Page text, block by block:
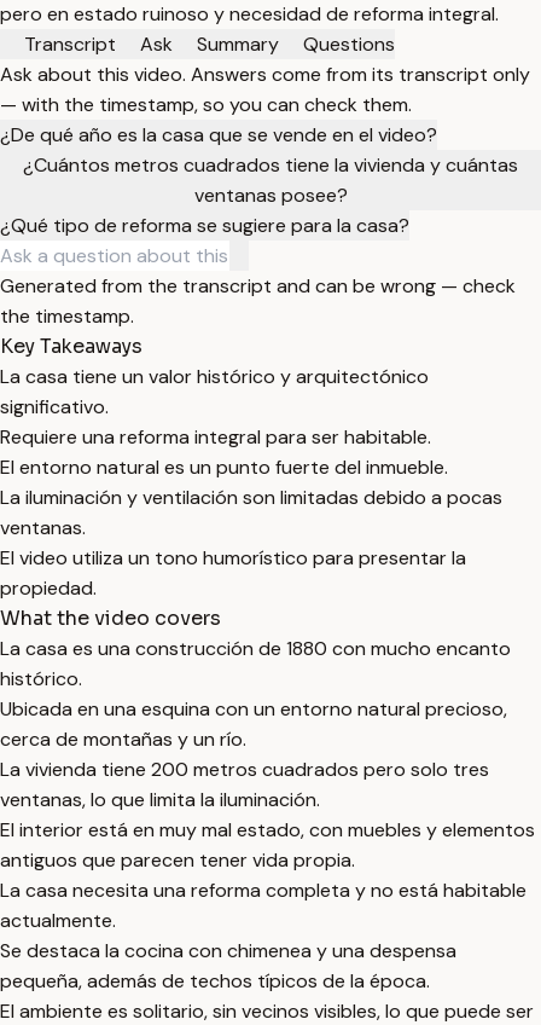
pero en estado ruinoso y necesidad de reforma integral.
Transcript
Ask Summary
Questions
Ask about this video. Answers come from its transcript only
— with the timestamp, so you can check them.
¿De qué año es la casa que se vende en el video?
¿Cuántos metros cuadrados tiene la vivienda y cuántas
ventanas posee?
¿Qué tipo de reforma se sugiere para la casa?
Generated from the transcript and can be wrong — check
the timestamp.
Key Takeaways
La casa tiene un valor histórico y arquitectónico
significativo.
Requiere una reforma integral para ser habitable.
El entorno natural es un punto fuerte del inmueble.
La iluminación y ventilación son limitadas debido a pocas
ventanas.
El video utiliza un tono humorístico para presentar la
propiedad.
What the video covers
La casa es una construcción de 1880 con mucho encanto
histórico.
Ubicada en una esquina con un entorno natural precioso,
cerca de montañas y un río.
La vivienda tiene 200 metros cuadrados pero solo tres
ventanas, lo que limita la iluminación.
El interior está en muy mal estado, con muebles y elementos
antiguos que parecen tener vida propia.
La casa necesita una reforma completa y no está habitable
actualmente.
Se destaca la cocina con chimenea y una despensa
pequeña, además de techos típicos de la época.
El ambiente es solitario, sin vecinos visibles, lo que puede ser